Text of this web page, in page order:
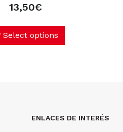
13,50€
Select options
ENLACES DE INTERÉS